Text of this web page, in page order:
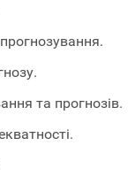
та прогнозів.